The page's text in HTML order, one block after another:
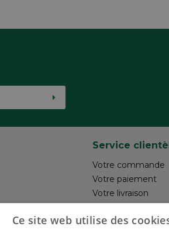
Service
Votre commande
Votre paiement
Votre livraison
Réalisez votre
Ce site web utilise des